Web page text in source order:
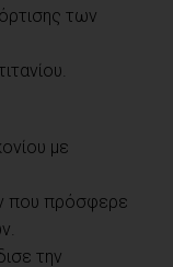
των
με
που πρόσφερε
την